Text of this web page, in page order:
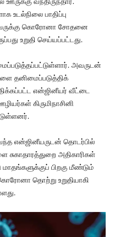
உடல்நிலை பாதிப்பு
கொரோனா சோதனை
உறுதி செய்யப்பட்டது.
அவருடன்
தனிமைப்படுத்திக்
என்ஜினீயர் வீட்டை
கிருமிநாசினி
என்ஜினீயருடன் தொடர்பில்
சுகாதாரத்துறை அதிகாரிகள்
பிறகு மீண்டும்
தொற்று உறுதியாகி